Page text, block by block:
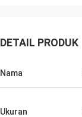
DETAIL PRODUK
Nama
Ukuran